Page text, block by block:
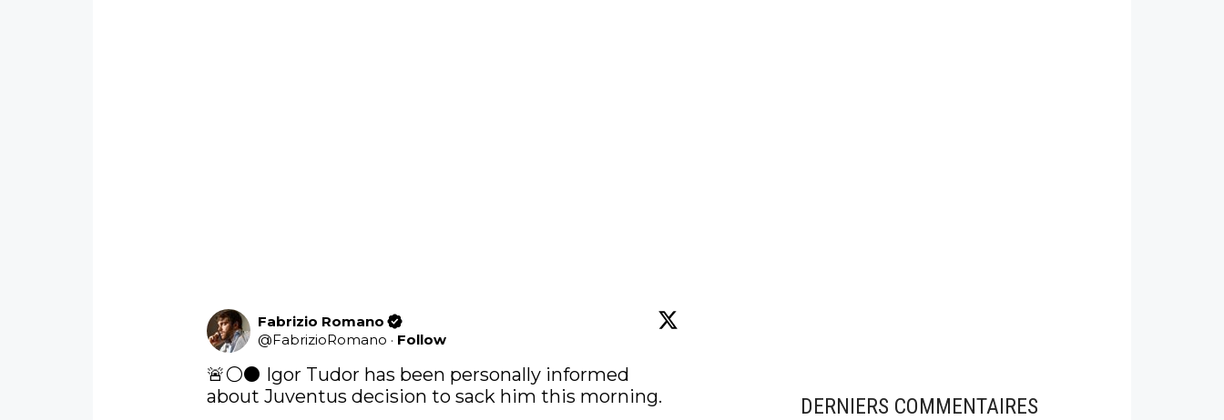
Fabrizio Romano
@FabrizioRomano · Follow
🚨⚪️⚫️ Igor Tudor has been personally informed
about Juventus decision to sack him this morning.
DERNIERS COMMENTAIRES